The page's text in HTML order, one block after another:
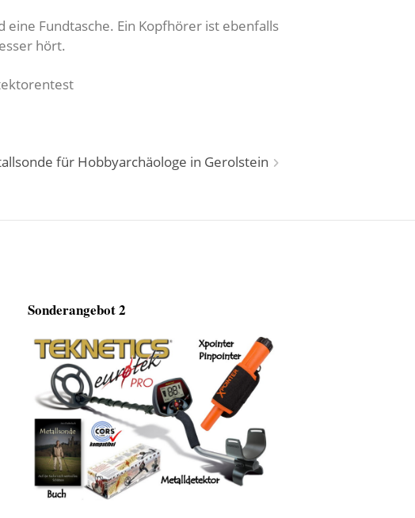
Fundtasche. Ein Kopfhörer ist ebenfalls
hört.
für Hobbyarchäologe in Gerolstein
Sonderangebot 2